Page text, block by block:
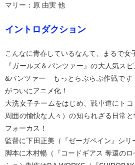
マリー：原 由実 他
イントロダクション
こんなに青春しているなんて、まるで
『ガールズ＆パンツァー』の大人気ス
&パンツァー もっとらぶらぶ作戦です
がついにアニメ化！
大洗女子チームをはじめ、戦車道にト
周囲の愉快な人々）の知られざる日常
フォーカス！
監督に下田正美（『ゼーガペイン』シリ
脚本に木村暢（『コードギアス 奪還の